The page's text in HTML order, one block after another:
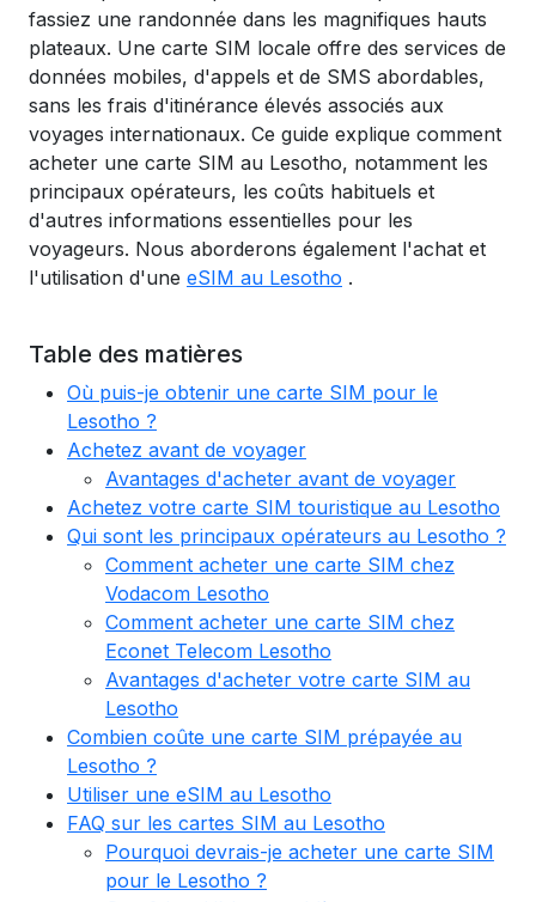
fassiez une randonnée dans les magnifiques hauts
plateaux. Une carte SIM locale offre des services de
données mobiles, d'appels et de SMS abordables,
sans les frais d'itinérance élevés associés aux
voyages internationaux. Ce guide explique comment
acheter une carte SIM au Lesotho, notamment les
principaux opérateurs, les coûts habituels et
d'autres informations essentielles pour les
voyageurs. Nous aborderons également l'achat et
l'utilisation d'une eSIM au Lesotho .
Table des matières
Où puis-je obtenir une carte SIM pour le
Lesotho ?
Achetez avant de voyager
Avantages d'acheter avant de voyager
Achetez votre carte SIM touristique au Lesotho
Qui sont les principaux opérateurs au Lesotho ?
Comment acheter une carte SIM chez
Vodacom Lesotho
Comment acheter une carte SIM chez
Econet Telecom Lesotho
Avantages d'acheter votre carte SIM au
Lesotho
Combien coûte une carte SIM prépayée au
Lesotho ?
Utiliser une eSIM au Lesotho
FAQ sur les cartes SIM au Lesotho
Pourquoi devrais-je acheter une carte SIM
pour le Lesotho ?